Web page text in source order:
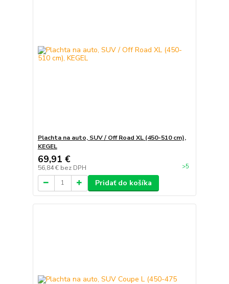
Plachta na auto, SUV / Off Road XL (450-510 cm),
KEGEL
69,91 €
56,84 € bez DPH >5
Pridať do košíka